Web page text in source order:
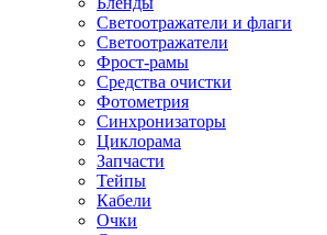
Светоотражатели и флаги
Светоотражатели
Фрост-рамы
Средства очистки
Фотометрия
Синхронизаторы
Циклорама
Запчасти
Тейпы
Кабели
Очки